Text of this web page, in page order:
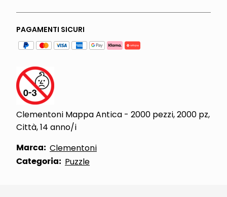
PAGAMENTI SICURI
Clementoni Mappa Antica - 2000 pezzi, 2000 pz,
Città, 14 anno/i
Marca: Clementoni
Categoria: Puzzle